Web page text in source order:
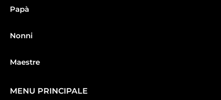
Papà
Nonni
Maestre
MENU PRINCIPALE